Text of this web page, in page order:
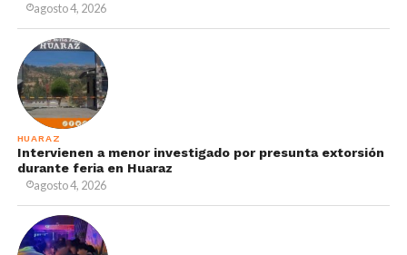
agosto 4, 2026
HUARAZ
Intervienen a menor investigado por presunta extorsión
durante feria en Huaraz
agosto 4, 2026